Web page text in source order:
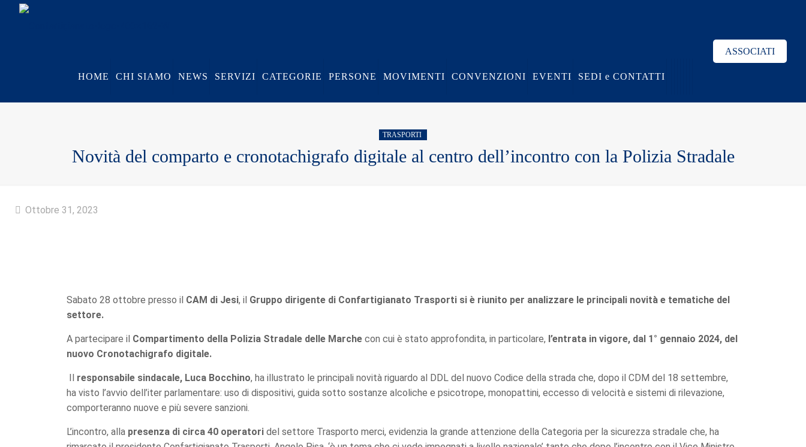
HOME CHI SIAMO NEWS SERVIZI CATEGORIE PERSONE MOVIMENTI CONVENZIONI EVENTI SEDI e CONTATTI
ASSOCIATI
TRASPORTI
Novità del comparto e cronotachigrafo digitale al centro dell’incontro con la Polizia Stradale
Ottobre 31, 2023
Sabato 28 ottobre presso il CAM di Jesi, il Gruppo dirigente di Confartigianato Trasporti si è riunito per analizzare le principali novità e tematiche del
settore.
A partecipare il Compartimento della Polizia Stradale delle Marche con cui è stato approfondita, in particolare, l’entrata in vigore, dal 1° gennaio 2024, del
nuovo Cronotachigrafo digitale.
Il responsabile sindacale, Luca Bocchino, ha illustrato le principali novità riguardo al DDL del nuovo Codice della strada che, dopo il CDM del 18 settembre,
ha visto l’avvio dell’iter parlamentare: uso di dispositivi, guida sotto sostanze alcoliche e psicotrope, monopattini, eccesso di velocità e sistemi di rilevazione,
comporteranno nuove e più severe sanzioni.
L’incontro, alla presenza di circa 40 operatori del settore Trasporto merci, evidenzia la grande attenzione della Categoria per la sicurezza stradale che, ha